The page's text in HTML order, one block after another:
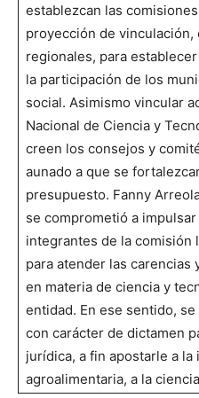
establezcan las
proyección de
regionales, para
la participación de los
social. Asimismo vincular
Nacional de Ciencia y
creen los consejos y
aunado a que se
presupuesto. Fanny
se comprometió a
integrantes de la comisión
para atender las carencias
en materia de ciencia y
entidad. En ese sentido,
con carácter de dictamen
jurídica, a fin apostarle a la
agroalimentaria, a la